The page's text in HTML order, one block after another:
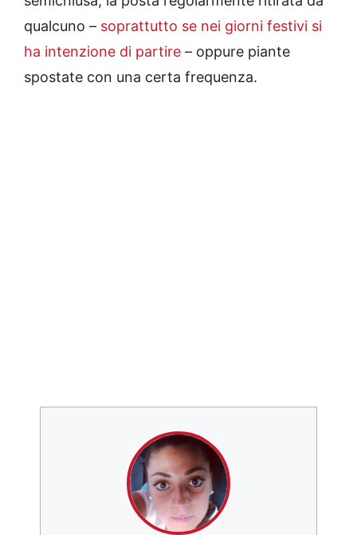
qualcuno – soprattutto se nei giorni festivi si
ha intenzione di partire – oppure piante
spostate con una certa frequenza.